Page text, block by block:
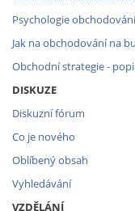
Psychologie obchodování
Jak na obchodování na
Obchodní strategie -
DISKUZE
Diskuzní fórum
Co je nového
Oblíbený obsah
Vyhledávání
VZDĚLÁNÍ